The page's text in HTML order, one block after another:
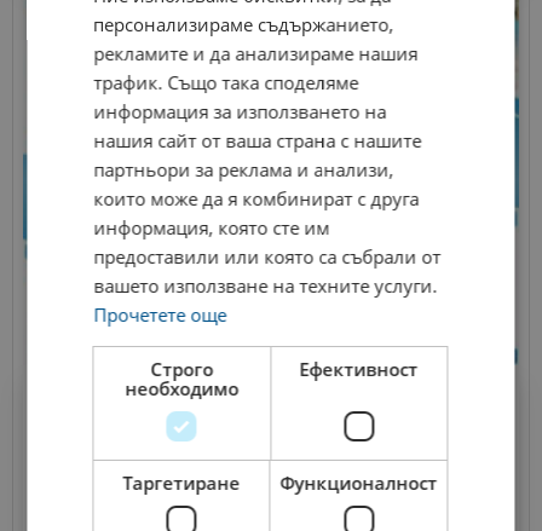
Крис Еър/Chriss Air разши...
3 000.00 лв.
персонализираме съдържанието,
рекламите и да анализираме нашия
трафик. Също така споделяме
информация за използването на
нашия сайт от ваша страна с нашите
партньори за реклама и анализи,
които може да я комбинират с друга
информация, която сте им
предоставили или която са събрали от
вашето използване на техните услуги.
Прочетете още
Строго
необходимо
Ефективност
Таргетиране Функционалност